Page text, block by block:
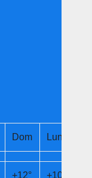
Dom Lun
+12° +10°